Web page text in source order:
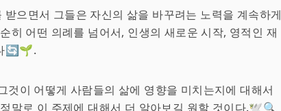
으면서 그들은 자신의 삶을 바꾸려는 노력을 계속하게
히 어떤 의례를 넘어서, 인생의 새로운 시작, 영적인 재
🔄🌱.
것이 어떻게 사람들의 삶에 영향을 미치는지에 대해서
말로 이 주제에 대해서 더 알아보길 원할 것이다.🕊️🔍